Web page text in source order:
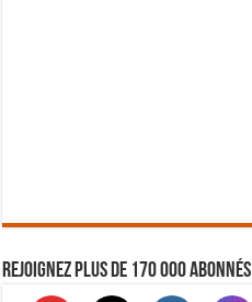
Rejoignez plus de 170 000 abonnés